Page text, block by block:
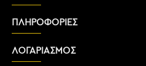
ΠΛΗΡΟΦΟΡΙΕΣ
ΛΟΓΑΡΙΑΣΜΟΣ